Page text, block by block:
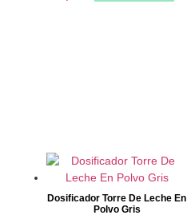
Dosificador Torre De Leche En
Polvo Gris